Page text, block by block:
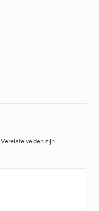
Vereiste velden zijn